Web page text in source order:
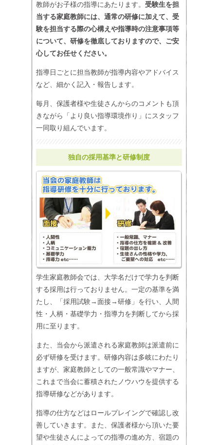
教師がお子様の指導にあたります。 受験生を担
当する家庭教師には、通常の研修に加えて、受
験を担当する際の心構えや指導時の注意事項等
について、研修を徹底しておりますので、ご安
心してお任せください。
指導日ごとに担当教師が指導内容やアドバイス
など、細かく記入・報告します。
毎月、保護者様や生徒さんからのコメントも頂
きながら「より良い指導環境作り」にスタッフ
一同取り組んでいます。
独自の採用基準と研修制度
学生家庭教師会では、大学名だけで学力を判断
する採用は行っておりません。一定の基準を満
たし、「採用試験→面接→研修」を行い、人間
性・人柄・基礎学力・指導力を判断してから採
用に至ります。
また、当会から派遣される家庭教師は派遣前に
必ず研修を受けます。研修内容は多岐にわたり
ますが、家庭教師としての一般常識やマナー、
これまで当会に蓄積されたノウハウを提供する
指導研修などがあります。
指導の仕方などはロールプレイングで確認し改
善していきます。また、保護者様から頂いた要
望や生徒さんによっての指導の進め方、宿題の